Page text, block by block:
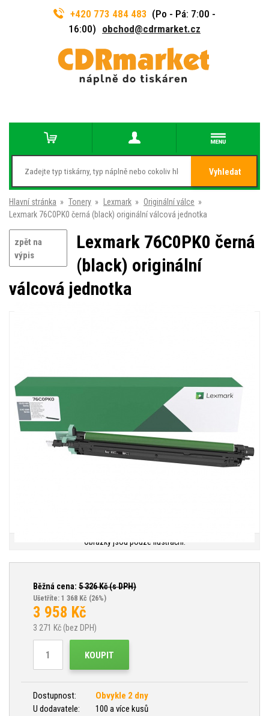
+420 773 484 483 (Po - Pá: 7:00 -
16:00) obchod@cdrmarket.cz
Vyhledat
Hlavní stránka » Tonery » Lexmark » Originální válce »
Lexmark 76C0PK0 černá (black) originální válcová jednotka
zpět na
výpis
Lexmark 76C0PK0 černá
(black) originální
válcová jednotka
Obrázky jsou pouze ilustrační.
Běžná cena: 5 326Kč (s DPH)
Ušetříte: 1 368 Kč (26%)
3 958 Kč
3 271 Kč (bez DPH)
KOUPIT
Dostupnost:
Obvykle 2 dny
U dodavatele:
100 a více kusů